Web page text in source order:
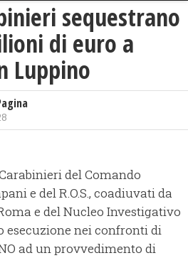
sequestrano
di euro a
Luppino
del Comando
e del R.O.S., coadiuvati da
e del Nucleo Investigativo
esecuzione nei confronti di
ad un provvedimento di